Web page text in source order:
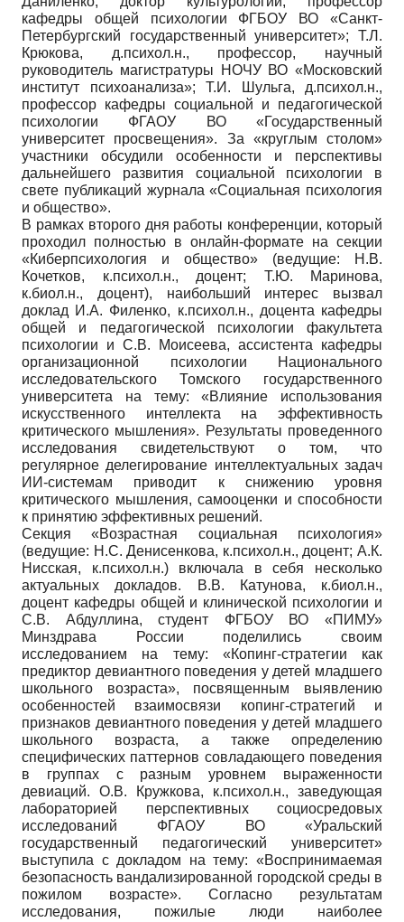
кафедры общей психологии ФГБОУ ВО «Санкт-
Петербургский государственный университет»; Т.Л.
Крюкова, д.психол.н., профессор, научный
руководитель магистратуры НОЧУ ВО «Московский
институт психоанализа»; Т.И. Шульга, д.психол.н.,
профессор кафедры социальной и педагогической
психологии ФГАОУ ВО «Государственный
университет просвещения». За «круглым столом»
участники обсудили особенности и перспективы
дальнейшего развития социальной психологии в
свете публикаций журнала «Социальная психология
и общество».
В рамках второго дня работы конференции, который
проходил полностью в онлайн-формате на секции
«Киберпсихология и общество» (ведущие: Н.В.
Кочетков, к.психол.н., доцент; Т.Ю. Маринова,
к.биол.н., доцент), наибольший интерес вызвал
доклад И.А. Филенко, к.психол.н., доцента кафедры
общей и педагогической психологии факультета
психологии и С.В. Моисеева, ассистента кафедры
организационной психологии Национального
исследовательского Томского государственного
университета на тему: «Влияние использования
искусственного интеллекта на эффективность
критического мышления». Результаты проведенного
исследования свидетельствуют о том, что
регулярное делегирование интеллектуальных задач
ИИ-системам приводит к снижению уровня
критического мышления, самооценки и способности
к принятию эффективных решений.
Секция «Возрастная социальная психология»
(ведущие: Н.С. Денисенкова, к.психол.н., доцент; А.К.
Нисская, к.психол.н.) включала в себя несколько
актуальных докладов. В.В. Катунова, к.биол.н.,
доцент кафедры общей и клинической психологии и
С.В. Абдуллина, студент ФГБОУ ВО «ПИМУ»
Минздрава России поделились своим
исследованием на тему: «Копинг-стратегии как
предиктор девиантного поведения у детей младшего
школьного возраста», посвященным выявлению
особенностей взаимосвязи копинг-стратегий и
признаков девиантного поведения у детей младшего
школьного возраста, а также определению
специфических паттернов совладающего поведения
в группах с разным уровнем выраженности
девиаций. О.В. Кружкова, к.психол.н., заведующая
лабораторией перспективных социосредовых
исследований ФГАОУ ВО «Уральский
государственный педагогический университет»
выступила с докладом на тему: «Воспринимаемая
безопасность вандализированной городской среды в
пожилом возрасте». Согласно результатам
исследования, пожилые люди наиболее